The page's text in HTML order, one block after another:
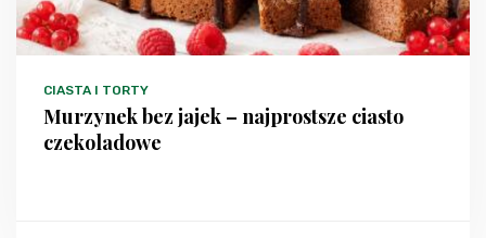
CIASTA I TORTY
Murzynek bez jajek – najprostsze ciasto
czekoladowe